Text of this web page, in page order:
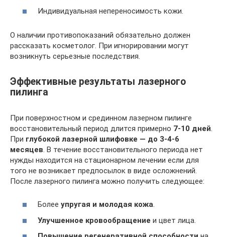
Индивидуальная непереносимость кожи.
О наличии противопоказаний обязательно должен
рассказать косметолог. При игнорировании могут
возникнуть серьезные последствия.
Эффективные результаты лазерного
пилинга
При поверхностном и срединном лазерном пилинге
восстановительный период длится примерно 7-10 дней
При глубокой лазерной шлифовке — до 3-4-6
месяцев . В течение восстановительного периода нет
нужды находится на стационарном лечении если для
того не возникает предпосылок в виде осложнений.
После лазерного пилинга можно получить следующее:
Более упругая и молодая кожа.
Улучшенное кровообращение и цвет лица.